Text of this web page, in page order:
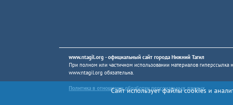
www.ntagil.org - официальный сайт города Нижний Тагил
При полном или частичном использовании материалов гиперссылка
www.ntagil.org обязательна.
Политика в отношении обработки персональных данных
Сайт использует файлы cookies и